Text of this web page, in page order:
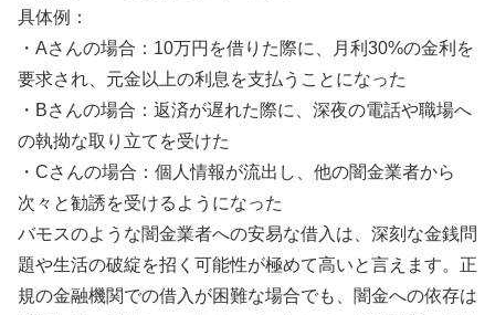
具体例：
・Aさんの場合：10万円を借りた際に、月利30%の金利を
要求され、元金以上の利息を支払うことになった
・Bさんの場合：返済が遅れた際に、深夜の電話や職場へ
の執拗な取り立てを受けた
・Cさんの場合：個人情報が流出し、他の闇金業者から
次々と勧誘を受けるようになった
バモスのような闇金業者への安易な借入は、深刻な金銭問
題や生活の破綻を招く可能性が極めて高いと言えます。正
規の金融機関での借入が困難な場合でも、闇金への依存は